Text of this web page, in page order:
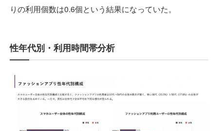
りの利用個数は0.6個という結果になっていた。
性年代別・利用時間帯分析